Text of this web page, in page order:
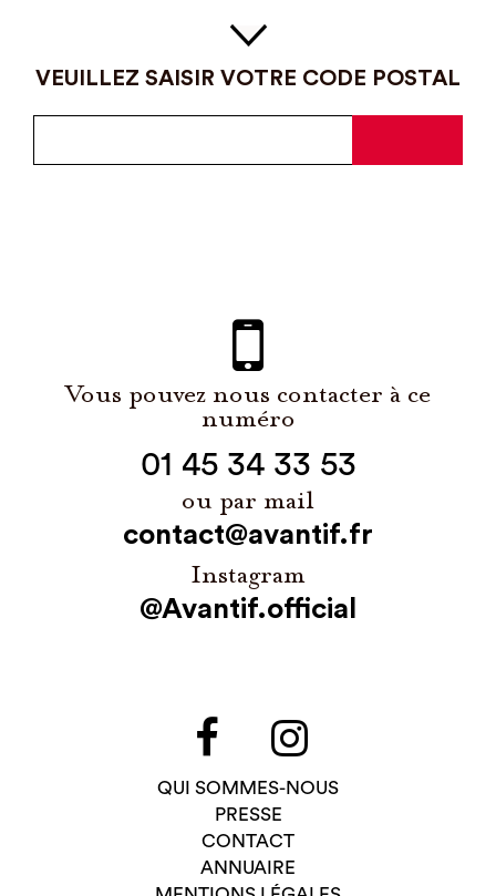
VEUILLEZ SAISIR VOTRE CODE POSTAL
Vous pouvez nous contacter à ce
numéro
01 45 34 33 53
ou par mail
contact@avantif.fr
Instagram
@Avantif.official
QUI SOMMES-NOUS
PRESSE
CONTACT
ANNUAIRE